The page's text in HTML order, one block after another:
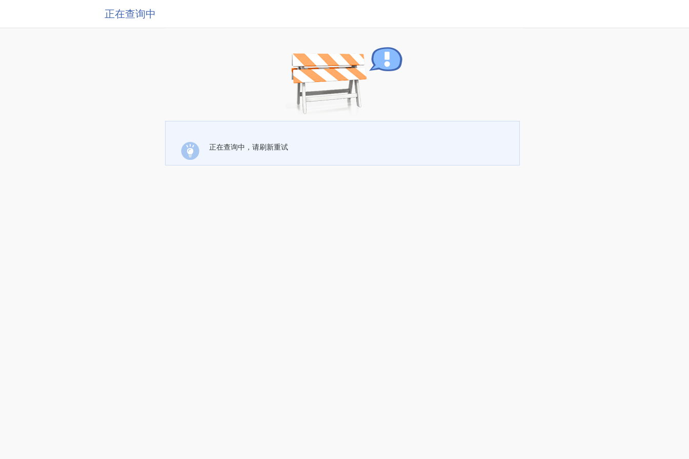
正在查询中
正在查询中，请刷新重试